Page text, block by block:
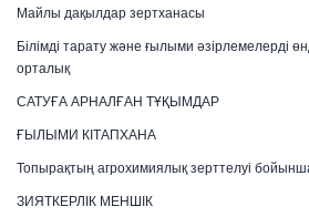
Майлы дақылдар зертханасы
Білімді тарату және ғылыми әзірлемелерді
орталық
САТУҒА АРНАЛҒАН ТҰҚЫМДАР
ҒЫЛЫМИ КІТАПХАНА
Топырақтың агрохимиялық зерттелуі
ЗИЯТКЕРЛІК МЕНШІК